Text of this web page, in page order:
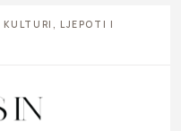
KULTURI, LJEPOTI I